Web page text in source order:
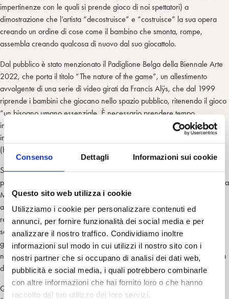
Consenso Dettagli Informazioni sui cookie
Questo sito web utilizza i cookie
Utilizziamo i cookie per personalizzare contenuti ed
annunci, per fornire funzionalità dei social media e per
analizzare il nostro traffico. Condividiamo inoltre
informazioni sul modo in cui utilizzi il nostro sito con i
nostri partner che si occupano di analisi dei dati web,
pubblicità e social media, i quali potrebbero combinarle
con altre informazioni che hai fornito loro o che hanno
raccolto dal tuo utilizzo dei loro servizi.
impertinenze con le quali si prende gioco di noi spettatori) a
dimostrazione che l’artista “decostruisce” e “costruisce” la sua opera
creando un ordine di cose come il bambino che smonta, rompe,
assembla creando qualcosa di nuovo dal suo giocattolo.
Dal pubblico è stato menzionato il Padiglione Belga della Biennale Arte
2022, che porta il titolo “The nature of the game”, un allestimento
avvolgente di una serie di video girati da Francis Alÿs, che dal 1999
riprende i bambini che giocano nello spazio pubblico, ritenendo il gioco
“un bisogno umano essenziale. È necessario prendere tempo,
impiegare tempo e perdere tempo giocando. Il gioco dei bambini è da
intendersi come una relazione creativa con il mondo”
(https://www.labiennale.org/it/arte/2022/belgio).
Seguendo la suggestione delle immagini, ricordiamo che nel tardo
pomeriggio è stata inaugurata presso la sede del Comune di Lavarone la
Mostra fotografica del Maestro Ferdinando Scianna “In gioco”, grazie
alla collaborazione con il Festival di Pistoia “Dialoghi sull’uomo”, che
resterà aperta a ingresso libero fino al 21 agosto. Si tratta di una
selezione dei molti scatti di Scianna che hanno al centro il tema del
gioco, sguardo antropologico che spazia dalle tradizioni dei vari giochi
nei paesaggi del mondo, alla ludopatia, alle immagini dense di bellezza
dell’infanzia che gioca.
Queste le parole di introduzione scritte dal grande fotografo (2016):